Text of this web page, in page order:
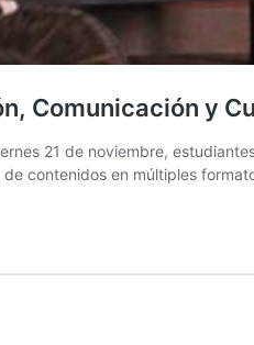
Comunicación y
21 de noviembre,
contenidos en múltiples